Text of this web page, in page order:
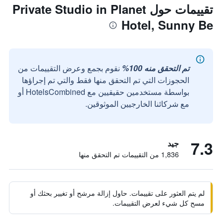
تقييمات حول Private Studio in Planet
Hotel, Sunny Be
تم التحقق منه 100%
نقوم بجمع وعرض التقييمات من
الحجوزات التي تم التحقق منها فقط والتي تم إجراؤها
بواسطة مستخدمين حقيقيين مع HotelsCombined أو
مع شركائنا الخارجيين الموثوقين.
7.3 جيد
1,836 من التقييمات تم التحقق منها
لم يتم العثور على تقييمات. حاول إزالة مرشح أو تغيير بحثك أو
مسح كل شيء لعرض التقييمات.